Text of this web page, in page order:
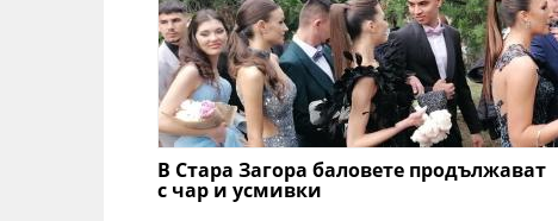
В Стара Загора баловете продължават
с чар и усмивки